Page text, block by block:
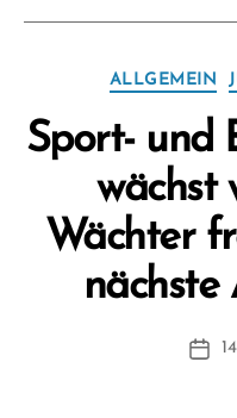
ALLGEMEIN
Sport- und
wächst
Wächter
nächste